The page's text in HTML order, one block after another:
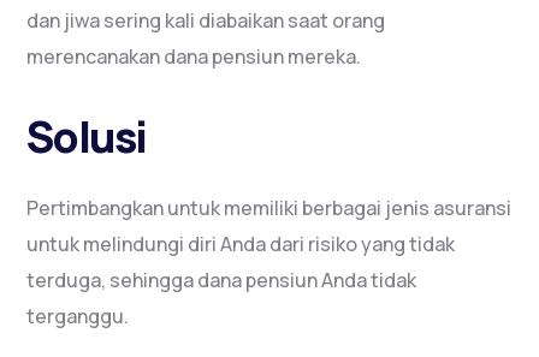
dan jiwa sering kali diabaikan saat orang
merencanakan dana pensiun mereka.
Solusi
Pertimbangkan untuk memiliki berbagai jenis asuransi
untuk melindungi diri Anda dari risiko yang tidak
terduga, sehingga dana pensiun Anda tidak
terganggu.